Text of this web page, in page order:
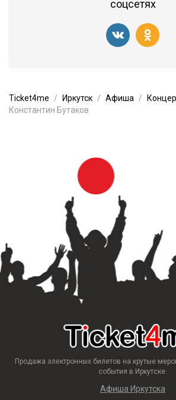
соцсетях
Ticket4me Иркутск Афиша
Константин Бутаков
Продажа электронных билетов на крутые
события в Иркутске.
Афиша Иркутска